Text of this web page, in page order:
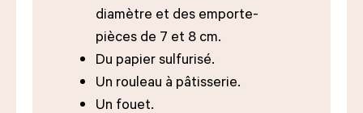
diamètre et des emporte-
pièces de 7 et 8 cm.
Du papier sulfurisé.
Un rouleau à pâtisserie.
Un fouet.